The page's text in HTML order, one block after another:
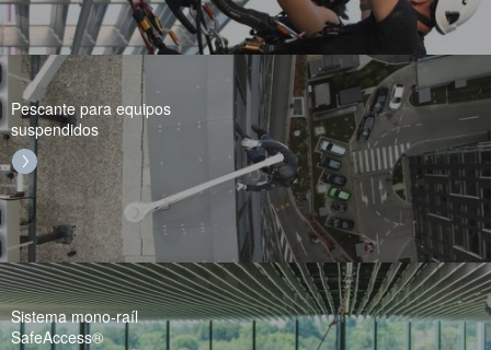
Pescante para equipos
suspendidos
Sistema mono-raíl
SafeAccess®